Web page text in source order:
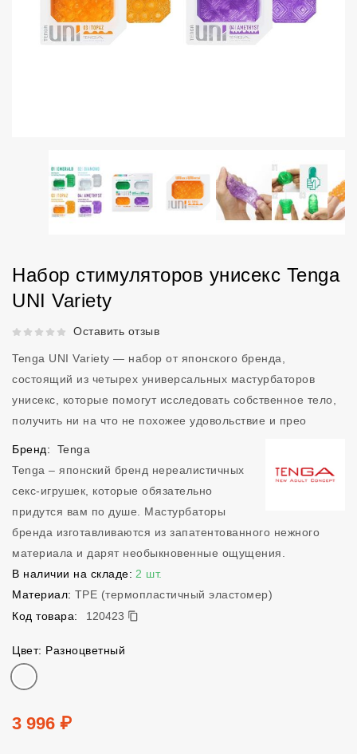
Набор стимуляторов унисекс Tenga
UNI Variety
Рейтинг 5 из 5.Оставить отзыв
Tenga UNI Variety — набор от японского бренда,
состоящий из четырех универсальных мастурбаторов
унисекс, которые помогут исследовать собственное тело,
получить ни на что не похожее удовольствие и прео
Бренд:
Tenga
Tenga – японский бренд нереалистичных
секс-игрушек, которые обязательно
придутся вам по душе. Мастурбаторы
бренда изготавливаются из запатентованного нежного
материала и дарят необыкновенные ощущения.
В наличии на складе: 2 шт.
Материал: TPE (термопластичный эластомер)
Код товара:
120423
120423
Цвет: Разноцветный
Цвет
Цена
3 996 ₽